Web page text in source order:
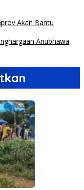
Akan Bantu
Anubhawa